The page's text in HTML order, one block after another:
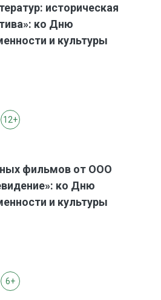
историческая
ко Дню
и культуры
12+
фильмов от ООО
ко Дню
и культуры
6+